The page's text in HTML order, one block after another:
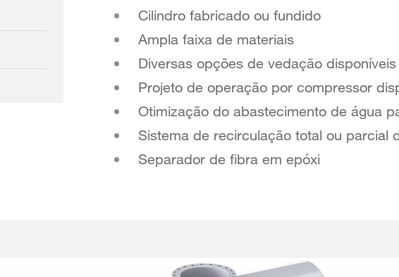
Cilindro fabricado ou fundido
Ampla faixa de materiais
Diversas opções de vedação disponíveis
Projeto de operação por compressor
Otimização do abastecimento de água
Sistema de recirculação total ou parcial
Separador de fibra em epóxi